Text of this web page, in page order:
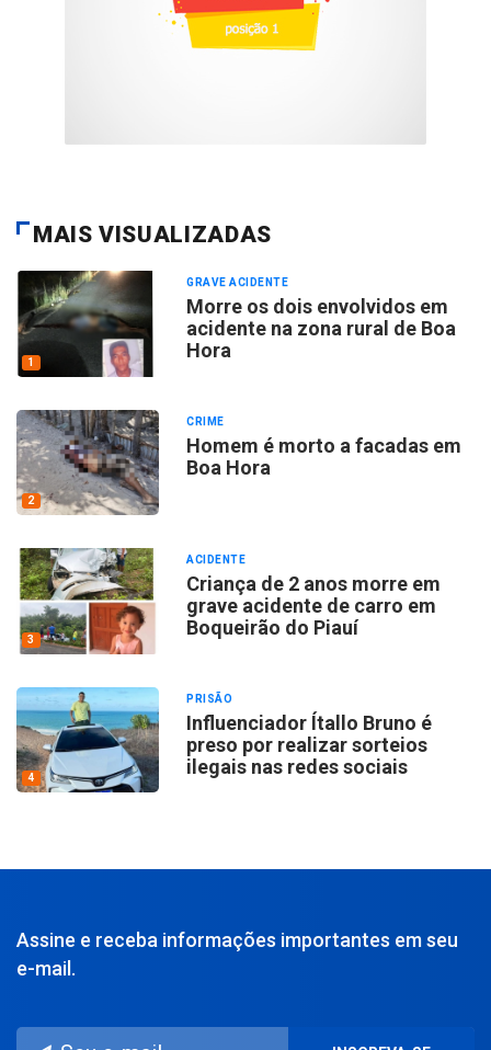
MAIS VISUALIZADAS
1
GRAVE ACIDENTE
Morre os dois envolvidos em
acidente na zona rural de Boa
Hora
2
CRIME
Homem é morto a facadas em
Boa Hora
3
ACIDENTE
Criança de 2 anos morre em
grave acidente de carro em
Boqueirão do Piauí
4
PRISÃO
Influenciador Ítallo Bruno é
preso por realizar sorteios
ilegais nas redes sociais
Assine e receba informações importantes em seu
e-mail.